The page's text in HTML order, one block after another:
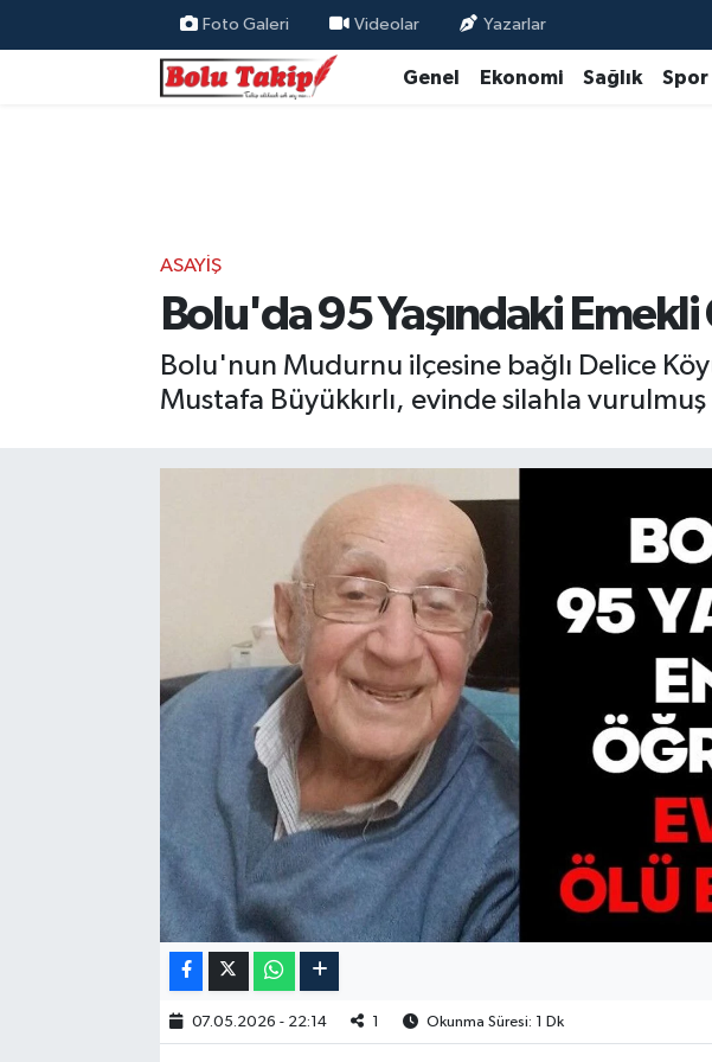
Foto Galeri Videolar Yazarlar
Genel Ekonomi Sağlık Spor
ASAYIŞ
Bolu'da 95 Yaşındaki
Bolu'nun Mudurnu ilçesine bağlı Delice
Mustafa Büyükkırlı, evinde silahla
07.05.2026 - 22:14 1 Okunma Süresi: 1 Dk